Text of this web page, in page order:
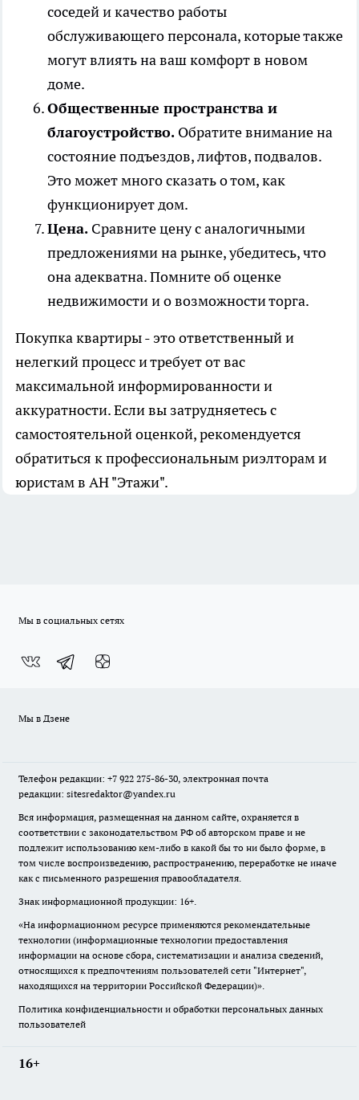
соседей и качество работы
обслуживающего персонала, которые также
могут влиять на ваш комфорт в новом
доме.
Общественные пространства и
благоустройство. Обратите внимание на
состояние подъездов, лифтов, подвалов.
Это может много сказать о том, как
функционирует дом.
Цена. Сравните цену с аналогичными
предложениями на рынке, убедитесь, что
она адекватна. Помните об оценке
недвижимости и о возможности торга.
Покупка квартиры - это ответственный и
нелегкий процесс и требует от вас
максимальной информированности и
аккуратности. Если вы затрудняетесь с
самостоятельной оценкой, рекомендуется
обратиться к профессиональным риэлторам и
юристам в АН "Этажи".
Мы в социальных сетях
Мы в Дзене
Телефон редакции: +7 922 275-86-30, электронная почта
редакции: sitesredaktor@yandex.ru
Вся информация, размещенная на данном сайте, охраняется в
соответствии с законодательством РФ об авторском праве и не
подлежит использованию кем-либо в какой бы то ни было форме, в
том числе воспроизведению, распространению, переработке не иначе
как с письменного разрешения правообладателя.
Знак информационной продукции: 16+.
«На информационном ресурсе применяются рекомендательные
технологии (информационные технологии предоставления
информации на основе сбора, систематизации и анализа сведений,
относящихся к предпочтениям пользователей сети "Интернет",
находящихся на территории Российской Федерации)».
Политика конфиденциальности и обработки персональных данных
пользователей
16+